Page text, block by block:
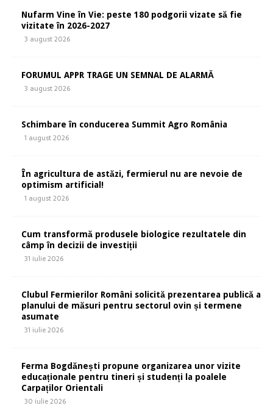
Nufarm Vine în Vie: peste 180 podgorii vizate să fie
vizitate în 2026-2027
3 august 2026
FORUMUL APPR TRAGE UN SEMNAL DE ALARMĂ
3 august 2026
Schimbare în conducerea Summit Agro România
1 august 2026
În agricultura de astăzi, fermierul nu are nevoie de
optimism artificial!
1 august 2026
Cum transformă produsele biologice rezultatele din
câmp în decizii de investiții
31 iulie 2026
Clubul Fermierilor Români solicită prezentarea publică a
planului de măsuri pentru sectorul ovin și termene
asumate
31 iulie 2026
Ferma Bogdănești propune organizarea unor vizite
educaționale pentru tineri și studenți la poalele
Carpaților Orientali
30 iulie 2026